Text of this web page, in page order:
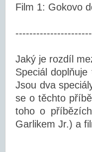
Film 1: Gokovo
Jaký je rozdíl
Speciál
Jsou dva
se o těchto
toho o
Garlikem Jr.) a